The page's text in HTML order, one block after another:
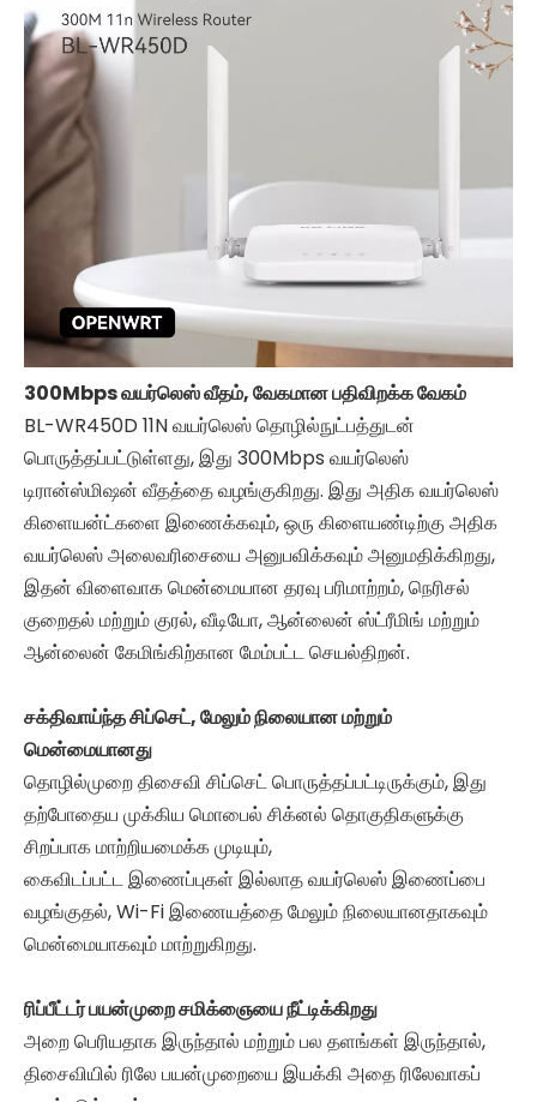
300Mbps வயர்லெஸ் வீதம், வேகமான பதிவிறக்க வேகம்
BL-WR450D 11N வயர்லெஸ் தொழில்நுட்பத்துடன்
பொருத்தப்பட்டுள்ளது, இது 300Mbps வயர்லெஸ்
டிரான்ஸ்மிஷன் வீதத்தை வழங்குகிறது. இது அதிக வயர்லெஸ்
கிளையன்ட்களை இணைக்கவும், ஒரு கிளையண்டிற்கு அதிக
வயர்லெஸ் அலைவரிசையை அனுபவிக்கவும் அனுமதிக்கிறது,
இதன் விளைவாக மென்மையான தரவு பரிமாற்றம், நெரிசல்
குறைதல் மற்றும் குரல், வீடியோ, ஆன்லைன் ஸ்ட்ரீமிங் மற்றும்
ஆன்லைன் கேமிங்கிற்கான மேம்பட்ட செயல்திறன்.
சக்திவாய்ந்த சிப்செட், மேலும் நிலையான மற்றும்
மென்மையானது
தொழில்முறை திசைவி சிப்செட் பொருத்தப்பட்டிருக்கும், இது
தற்போதைய முக்கிய மொபைல் சிக்னல் தொகுதிகளுக்கு
சிறப்பாக மாற்றியமைக்க முடியும்,
கைவிடப்பட்ட இணைப்புகள் இல்லாத வயர்லெஸ் இணைப்பை
வழங்குதல், Wi-Fi இணையத்தை மேலும் நிலையானதாகவும்
மென்மையாகவும் மாற்றுகிறது.
ரிப்பீட்டர் பயன்முறை சமிக்ஞையை நீட்டிக்கிறது
அறை பெரியதாக இருந்தால் மற்றும் பல தளங்கள் இருந்தால்,
திசைவியில் ரிலே பயன்முறையை இயக்கி அதை ரிலேவாகப்